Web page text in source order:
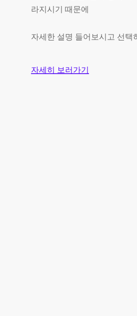
라지시기 때문에
자세한 설명 들어보시고 선택
자세히 보러가기